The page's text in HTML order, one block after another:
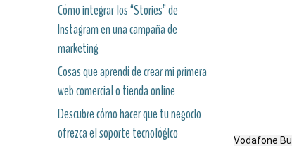
Cómo integrar los “Stories” de
Instagram en una campaña de
marketing
Cosas que aprendí de crear mi primera
web comercial o tienda online
Descubre cómo hacer que tu negocio
ofrezca el soporte tecnológico
Vodafone